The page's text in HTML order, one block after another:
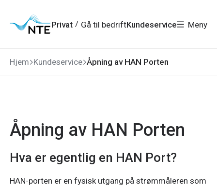
hovedmeny
søk
hovedinnhold
bunnområde
Privat / Gå til bedriftKundeservice Meny
Hjem Kundeservice Åpning av HAN Porten
Åpning av HAN Porten
Hva er egentlig en HAN Port?
HAN-porten er en fysisk utgang på strømmåleren som